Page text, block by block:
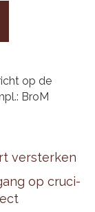
op de
BroM
ver­ster­ken
op cru­ci­